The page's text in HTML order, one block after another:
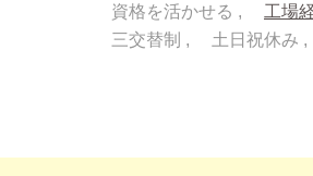
資格を活かせる
工場
三交替制
土日祝休み